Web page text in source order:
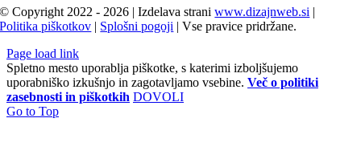
© Copyright 2022 - 2026 | Izdelava straniwww.dizajnweb.si |
Politika piškotkov | Splošni pogoji | Vse pravice pridržane.
Page load link
Spletno mesto uporablja piškotke, s katerimi izboljšujemo
uporabniško izkušnjo in zagotavljamo vsebine. Več o politiki
zasebnosti in piškotkih DOVOLI
Go to Top